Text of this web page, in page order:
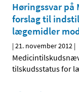
Høringssvar
forslag til
lægemidler
|21. november 2012 |
tilskudsstatus for